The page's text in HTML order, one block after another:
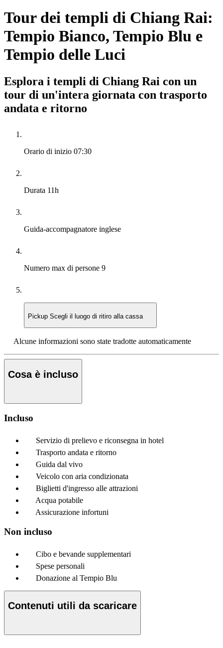
Tour dei templi di Chiang Rai:
Tempio Bianco, Tempio Blu e
Tempio delle Luci
Esplora i templi di Chiang Rai con un
tour di un'intera giornata con trasporto
andata e ritorno
Orario di inizio 07:30
Durata 11h
Guida-accompagnatore inglese
Numero max di persone 9
Pickup Scegli il luogo di ritiro alla cassa
Alcune informazioni sono state tradotte automaticamente
Cosa è incluso
Incluso
Servizio di prelievo e riconsegna in hotel
Trasporto andata e ritorno
Guida dal vivo
Veicolo con aria condizionata
Biglietti d'ingresso alle attrazioni
Acqua potabile
Assicurazione infortuni
Non incluso
Cibo e bevande supplementari
Spese personali
Donazione al Tempio Blu
Contenuti utili da scaricare